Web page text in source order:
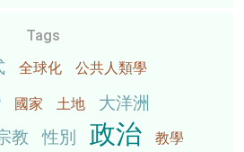
Tags
全球化 公共人類學
國家 土地 大洋洲
教 性別 政治 教學